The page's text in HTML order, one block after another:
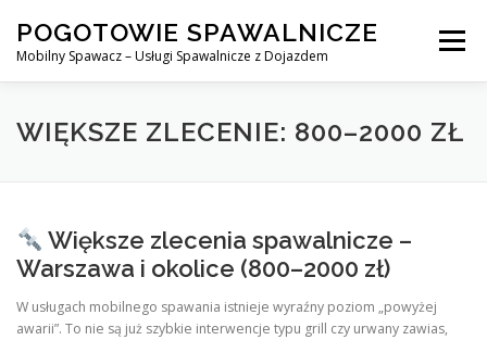
content
POGOTOWIE SPAWALNICZE
Mobilny Spawacz – Usługi Spawalnicze z Dojazdem
Menu
MOBILNY SPAWACZ WARSZAWA SPAWACZ
WIĘKSZE ZLECENIE: 800–2000 ZŁ
Większe zlecenia spawalnicze –
Warszawa i okolice (800–2000 zł)
W usługach mobilnego spawania istnieje wyraźny poziom „powyżej
awarii”. To nie są już szybkie interwencje typu grill czy urwany zawias,